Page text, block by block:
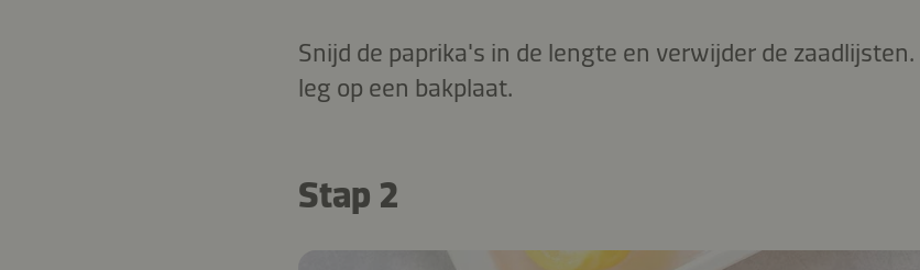
Snijd de paprika's in de lengte en verwijder de
leg op een bakplaat.
Stap 2